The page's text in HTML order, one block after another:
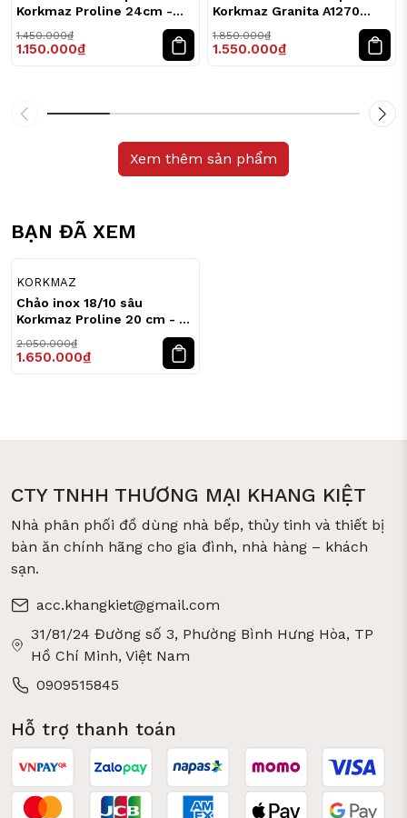
Korkmaz Proline 24cm -
1.450.000₫
1.150.000₫
Korkmaz Granita A1270
1.850.000₫
1.550.000₫
Xem thêm sản phẩm
BẠN ĐÃ XEM
KORKMAZ
Chảo inox 18/10 sâu
Korkmaz Proline 20 cm - 2
2.050.000₫
1.650.000₫
CTY TNHH THƯƠNG MẠI KHANG KIỆT
Nhà phân phối đồ dùng nhà bếp, thủy tinh và thiết bị
bàn ăn chính hãng cho gia đình, nhà hàng – khách
sạn.
acc.khangkiet@gmail.com
31/81/24 Đường số 3, Phường Bình Hưng Hòa, TP
Hồ Chí Minh, Việt Nam
0909515845
Hỗ trợ thanh toán